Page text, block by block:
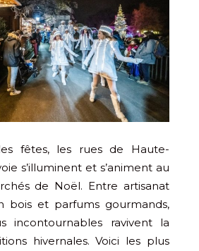
fêtes, les rues de Haute-
s’illuminent et s’animent au
de Noël. Entre artisanat
bois et parfums gourmands,
incontournables ravivent la
hivernales. Voici les plus